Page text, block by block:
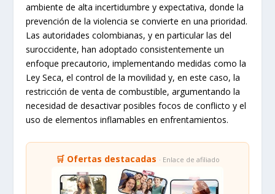
ambiente de alta incertidumbre y expectativa, donde la
prevención de la violencia se convierte en una prioridad.
Las autoridades colombianas, y en particular las del
suroccidente, han adoptado consistentemente un
enfoque precautorio, implementando medidas como la
Ley Seca, el control de la movilidad y, en este caso, la
restricción de venta de combustible, argumentando la
necesidad de desactivar posibles focos de conflicto y el
uso de elementos inflamables en enfrentamientos.
🛒 Ofertas destacadas · Enlace de afiliado